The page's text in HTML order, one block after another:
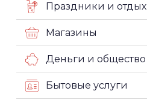
Праздники и отдых
Магазины
Деньги и общество
Бытовые услуги